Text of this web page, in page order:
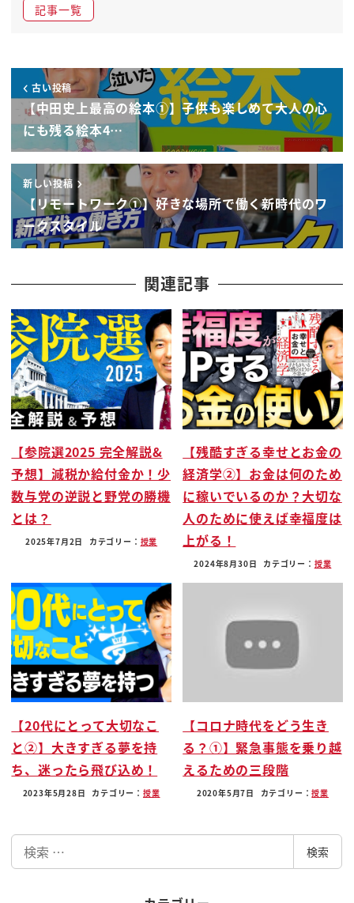
素晴らしいってことだけちょっとな伝えておきたい
どういうお話過去ですよねこれもシンプルなんです
よ青いトラ
ねまずですね
一発ないですね
ほんとコーンと猫の青い鳥はいましてですね
青いのがきましたいいですね静かな海辺ですね
青いのが来ましたとかっていうのもいいじゃないで
すか
このねあの傘がナイスページの僕大好きですねはい
その上ですねてくてくてくてく
今ままなんですねしまう真似なんですね島間港ん
ラクダ分ハグの状態で見てますけど違いますよ
動物が両ページであるの中田が好きそういう話じゃ
ないです
はい
こんばんわこんにちわこんにちわこんにちわ今日を
君は誰
しまうに惹かれるわけですよ
ログを考えたら青いとだってみてもないですよ
島終わってのいきなり現実の動物が君を取れ
言うわけですよ
子も子もないのね
惹かれるわけですね
虎ってしましょうあるよねということの前提のもと
にしましまないのに
って聞かれるわけですねでって食っていくする違う
わけですね
polo ダウンちょっと自信なくしちゃうんですよ
そして次はですね今日は何です今日を君はだあれ
美しいフラミンゴですよね綺麗ですね
地震
ですね君は誰とは虎だよ
ねっ
葵
根本ですよね1番人気そんな葵ってとこですねそれは
記事一覧
古い投稿
【中田史上最高の絵本①】子供も楽しめて大人の心
にも残る絵本4…
新しい投稿
【リモートワーク①】好きな場所で働く新時代のワ
ークスタイル
関連記事
【参院選2025 完全解説&
予想】減税か給付金か！少
数与党の逆説と野党の勝機
とは？
2025年7月2日 カテゴリー： 授業
【残酷すぎる幸せとお金の
経済学②】お金は何のため
に稼いでいるのか？大切な
人のために使えば幸福度は
上がる！
2024年8月30日 カテゴリー： 授業
【20代にとって大切なこ
と②】大きすぎる夢を持
ち、迷ったら飛び込め！
2023年5月28日 カテゴリー： 授業
【コロナ時代をどう生き
る？①】緊急事態を乗り越
えるための三段階
2020年5月7日 カテゴリー：授業
索
検索